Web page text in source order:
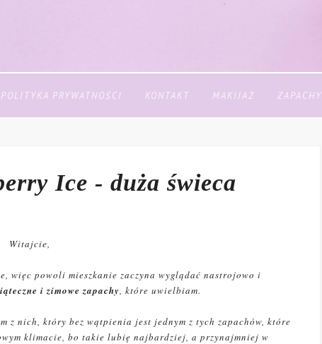
POLITYKA PRYWATNOŚCI KONTAKT MAKIJAŻ ZAPACHY
Ice - duża świeca
Witajcie,
więc powoli mieszkanie zaczyna wyglądać nastrojowo i
i zimowe zapachy, które uwielbiam.
z nich, który bez wątpienia jest jednym z tych zapachów, które
klimacie, bo takie lubię najbardziej, a przynajmniej w